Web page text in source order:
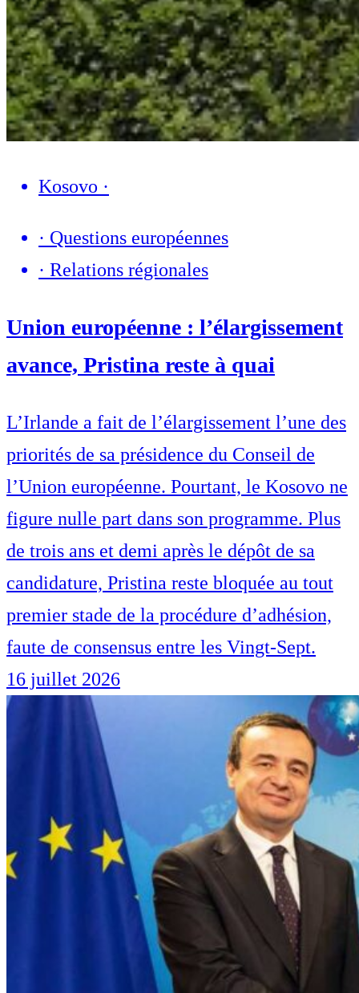
Kosovo ·
· Questions européennes
· Relations régionales
Union européenne : l’élargissement
avance, Pristina reste à quai
L’Irlande a fait de l’élargissement l’une des
priorités de sa présidence du Conseil de
l’Union européenne. Pourtant, le Kosovo ne
figure nulle part dans son programme. Plus
de trois ans et demi après le dépôt de sa
candidature, Pristina reste bloquée au tout
premier stade de la procédure d’adhésion,
faute de consensus entre les Vingt-Sept.
16 juillet 2026